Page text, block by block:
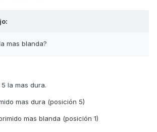
mas blanda?
la mas dura.
mas dura (posición 5)
mas blanda (posición 1)